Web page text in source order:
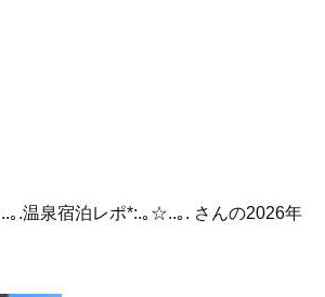
｡.温泉宿泊レポ*:.｡☆..｡. さんの2026年